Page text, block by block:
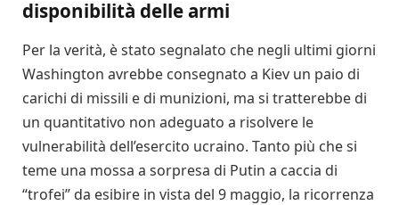
disponibilità delle armi
Per la verità, è stato segnalato che negli ultimi giorni
Washington avrebbe consegnato a Kiev un paio di
carichi di missili e di munizioni, ma si tratterebbe di
un quantitativo non adeguato a risolvere le
vulnerabilità dell’esercito ucraino. Tanto più che si
teme una mossa a sorpresa di Putin a caccia di
“trofei” da esibire in vista del 9 maggio, la ricorrenza